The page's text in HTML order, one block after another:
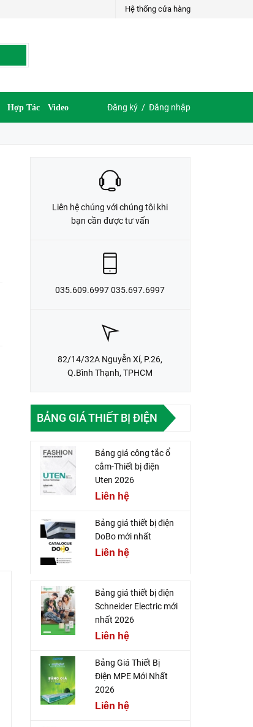
Hệ thống cửa hàng
Hợp Tác Video Đăng ký / Đăng nhập
LIÊN HỆ ĐẶT HÀNG
Liên hệ chúng với chúng tôi khi
bạn cần được tư vấn
035.609.6997 035.697.6997
82/14/32A Nguyễn Xí, P.26,
Q.Bình Thạnh, TPHCM
BẢNG GIÁ THIẾT BỊ ĐIỆN
Bảng giá công tắc ổ
cắm-Thiết bị điện
Uten 2026
Liên hệ
Bảng giá thiết bị điện
DoBo mới nhất
Liên hệ
Bảng giá thiết bị điện
Schneider Electric mới
nhất 2026
Liên hệ
Bảng Giá Thiết Bị
Điện MPE Mới Nhất
2026
Liên hệ